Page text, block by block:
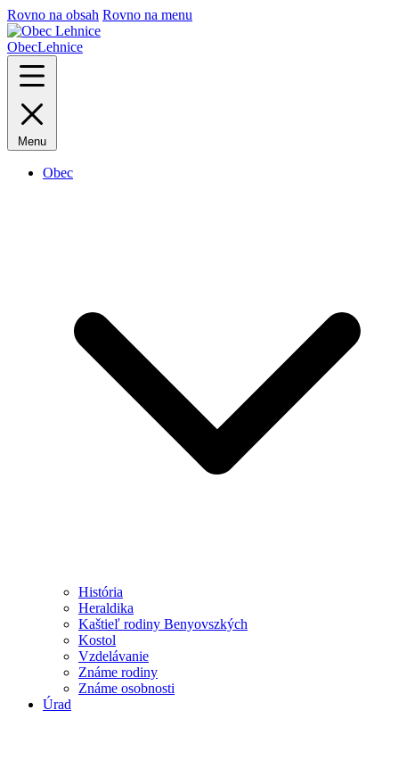
Rovno na obsah Rovno na menu
ObecLehnice
Menu
Obec
História
Heraldika
Kaštieľ rodiny Benyovszkých
Kostol
Vzdelávanie
Známe rodiny
Známe osobnosti
Úrad